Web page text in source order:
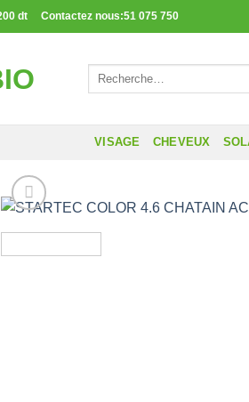
dt Contactez nous:51 075 750
Recherche
VISAGE CHEVEUX